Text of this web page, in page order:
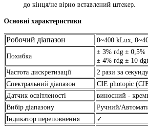
до кінця/не вірно вставлений штекер.
Основні характеристики
Робочий діапазон 0~400 kLux,
Похибка
± 3% rdg ±
± 4% rdg ± 10
Частота дискретизації
2 рази за секунду
Спектральний діапазон
CIE photopic
Датчик освітленості
виносний -
Вибір діапазону
Ручний/
Індикатор переповнення
✓